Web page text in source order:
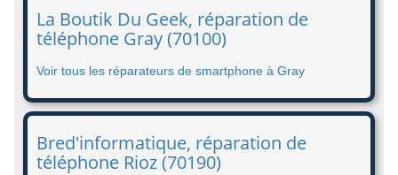
La Boutik Du Geek, réparation de
téléphone Gray (70100)
Voir tous les réparateurs de smartphone à Gray
Bred'informatique, réparation de
téléphone Rioz (70190)